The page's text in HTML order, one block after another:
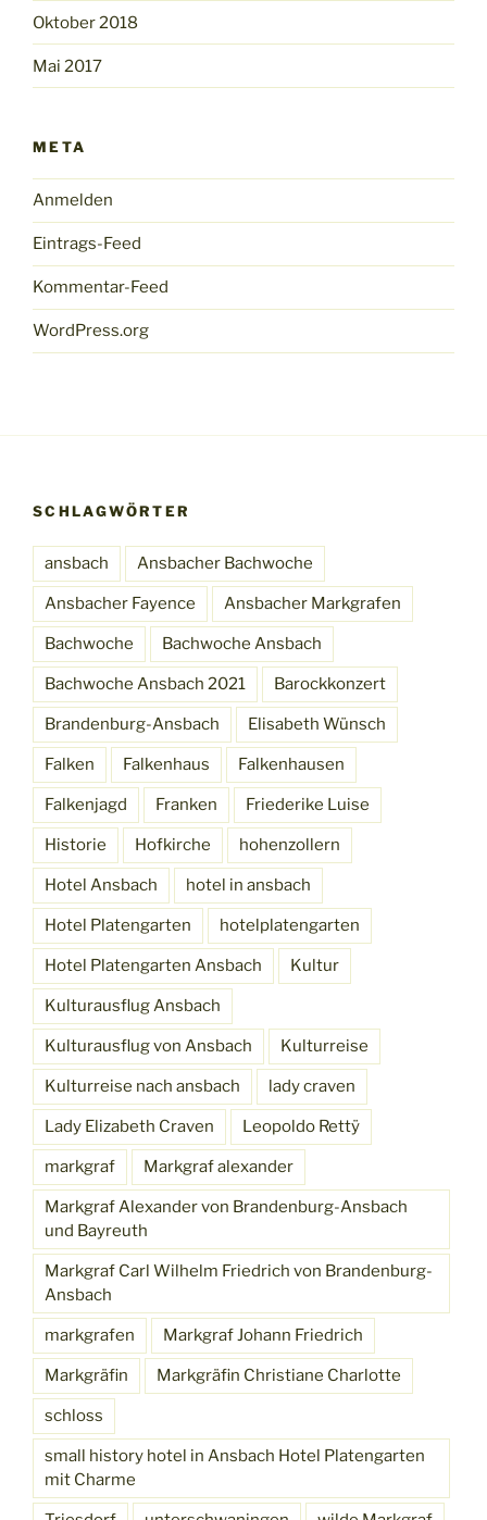
Oktober 2018
Mai 2017
META
Anmelden
Eintrags-Feed
Kommentar-Feed
WordPress.org
SCHLAGWÖRTER
ansbach Ansbacher Bachwoche
Ansbacher Fayence Ansbacher Markgrafen
Bachwoche Bachwoche Ansbach
Bachwoche Ansbach 2021 Barockkonzert
Brandenburg-Ansbach Elisabeth Wünsch
Falken Falkenhaus Falkenhausen
Falkenjagd Franken Friederike Luise
Historie Hofkirche hohenzollern
Hotel Ansbach hotel in ansbach
Hotel Platengarten hotelplatengarten
Hotel Platengarten Ansbach Kultur
Kulturausflug Ansbach
Kulturausflug von Ansbach Kulturreise
Kulturreise nach ansbach lady craven
Lady Elizabeth Craven Leopoldo Rettÿ
markgraf Markgraf alexander
Markgraf Alexander von Brandenburg-Ansbach
und Bayreuth
Markgraf Carl Wilhelm Friedrich von Brandenburg-
Ansbach
markgrafen Markgraf Johann Friedrich
Markgräfin Markgräfin Christiane Charlotte
schloss
small history hotel in Ansbach Hotel Platengarten
mit Charme